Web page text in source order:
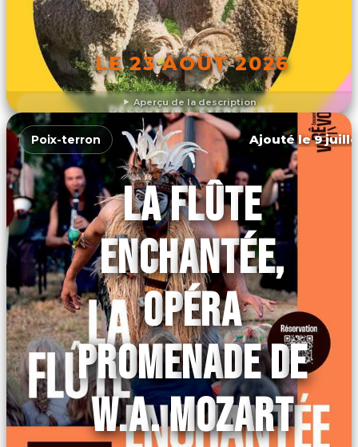
Aperçu de la description
LE 23 AOÛT 2026
DÉCOUVRIR L'ÉVÉNEMENT
Poix-terron Ajouté le 9
LA FLÛTE
ENCHANTÉE,
OPÉRA
PROMENADE DE
W.A. MOZART